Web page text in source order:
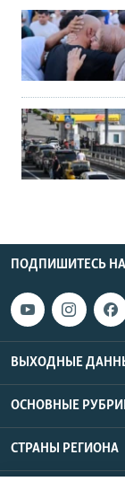
ПОДПИШИТЕСЬ
ВЫХОДНЫЕ
ОСНОВНЫЕ
СТРАНЫ РЕГИОНА